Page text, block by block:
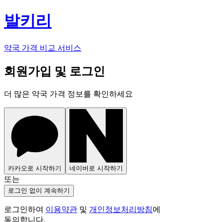
발키리
약국 가격 비교 서비스
회원가입 및 로그인
더 많은 약국 가격 정보를 확인하세요
카카오로 시작하기 네이버로 시작하기
또는
로그인 없이 계속하기
로그인하여 이용약관 및 개인정보처리방침에
동의합니다.